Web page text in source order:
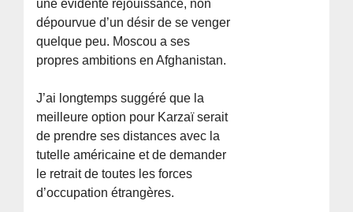
une évidente réjouissance, non
dépourvue d’un désir de se venger
quelque peu. Moscou a ses
propres ambitions en Afghanistan.
J’ai longtemps suggéré que la
meilleure option pour Karzaï serait
de prendre ses distances avec la
tutelle américaine et de demander
le retrait de toutes les forces
d’occupation étrangères.